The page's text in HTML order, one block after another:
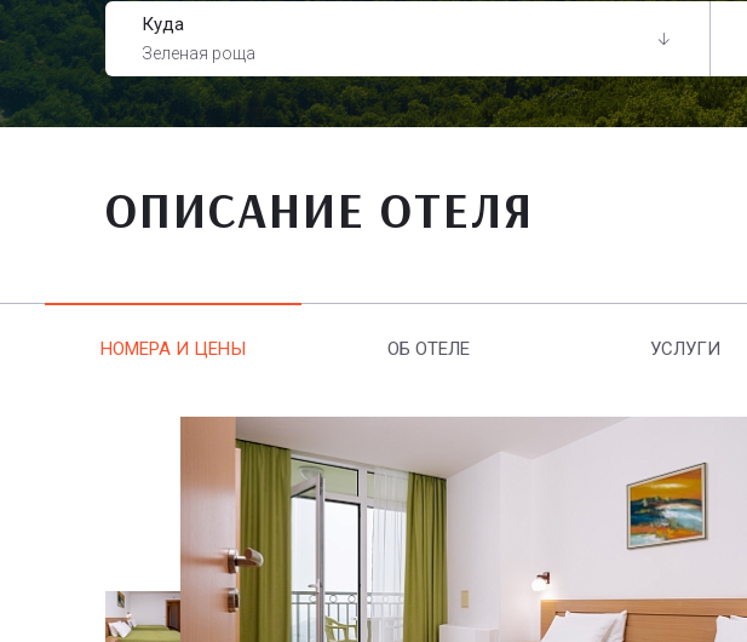
Куда
Зеленая роща
ОПИСАНИЕ ОТЕЛЯ
НОМЕРА И ЦЕНЫ ОБ ОТЕЛЕ УСЛУГИ